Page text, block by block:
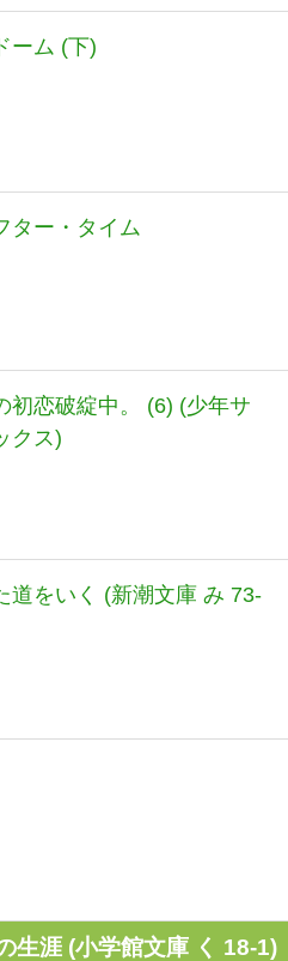
ーム (下)
ター・タイム
初恋破綻中。 (6) (少年サ
クス)
道をいく (新潮文庫 み 73-
生涯 (小学館文庫 く 18-1)